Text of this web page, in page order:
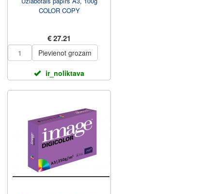
COLOR COPY
€ 27.21
Pievienot grozam
ir_noliktava